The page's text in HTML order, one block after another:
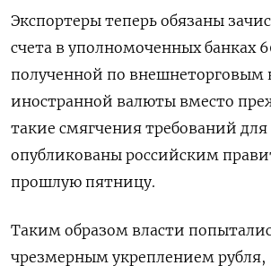
Экспортеры теперь обязаны
счета в уполномоченных банках
полученной по внешнеторговым
иностранной валюты вместо
такие смягчения требований
опубликованы российским
прошлую пятницу.
Таким образом власти
чрезмерным укреплением рубля,